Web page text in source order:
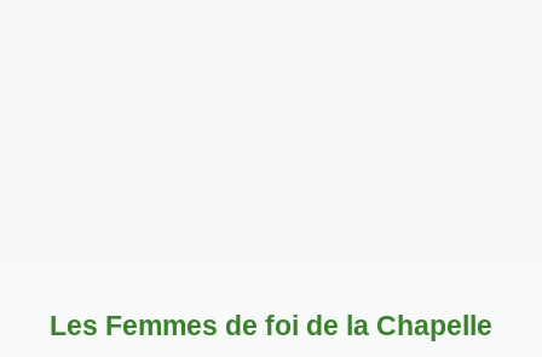
Les Femmes de foi de la Chapelle